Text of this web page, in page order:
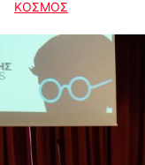
ΚΟΣΜΟΣ